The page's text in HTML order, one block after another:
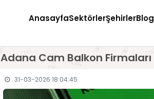
AnasayfaSektörlerŞehirlerBlog
Adana Cam Balkon Firmaları
31-03-2026 18:04:45